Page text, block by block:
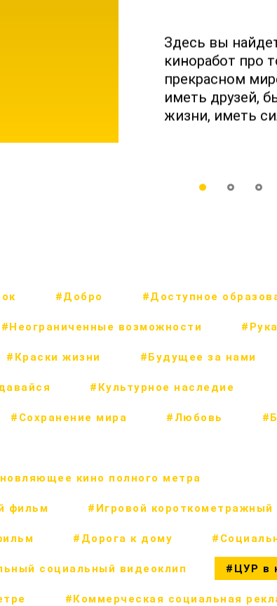
Здесь вы
киноработ про
прекрасном
иметь друзей,
жизни, иметь
#Добро #Доступное
#Неограниченные возможности
#Краски жизни #Будущее за нами
#Культурное наследие
#Сохранение мира #Любовь
кино полного метра
фильм #Игровой короткометражный
#Дорога к дому
социальный видеоклип #ЦУР в
#Коммерческая социальная